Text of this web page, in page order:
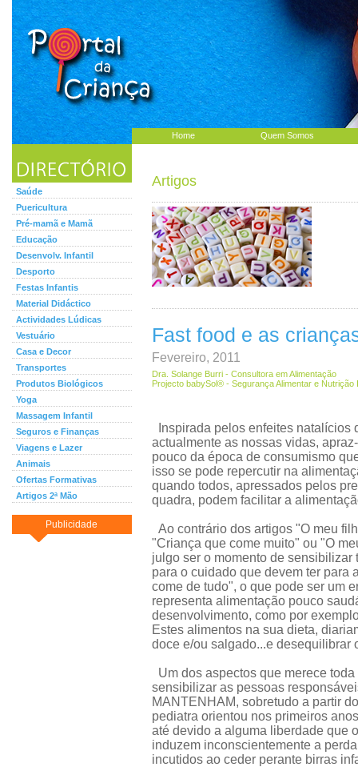
Home Quem Somos
Saúde
Puericultura
Pré-mamã e Mamã
Educação
Desenvolv. Infantil
Desporto
Festas Infantis
Material Didáctico
Actividades Lúdicas
Vestuário
Casa e Decor
Transportes
Produtos Biológicos
Yoga
Massagem Infantil
Seguros e Finanças
Viagens e Lazer
Animais
Ofertas Formativas
Artigos 2ª Mão
Publicidade
Artigos
Fast food e as
Fevereiro, 2011
Dra. Solange Burri - Consultora em Alimentação
Projecto babySol® - Segurança Alimentar e Nutrição
Inspirada pelos enfeites natalícios
actualmente as nossas vidas,
pouco da época de consumismo
isso se pode repercutir na
quando todos, apressados pelos
quadra, podem facilitar a
Ao contrário dos artigos "O meu
"Criança que come muito" ou "O
julgo ser o momento de sensibilizar
para o cuidado que devem ter para
come de tudo", o que pode ser um
representa alimentação pouco
desenvolvimento, como por
Estes alimentos na sua dieta,
doce e/ou salgado...e desequilibrar
Um dos aspectos que merece
sensibilizar as pessoas
MANTENHAM, sobretudo a partir
pediatra orientou nos primeiros
até devido a alguma liberdade que
induzem inconscientemente a
incutidos ao ceder perante birras